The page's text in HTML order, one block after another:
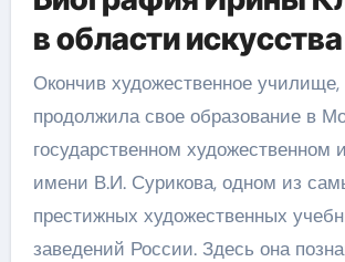
в области искусства
Окончив художественное
продолжила свое образование в
государственном художественном
имени В.И. Сурикова, одном из
престижных художественных
заведений России. Здесь она